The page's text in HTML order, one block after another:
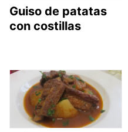
Guiso de patatas
con costillas